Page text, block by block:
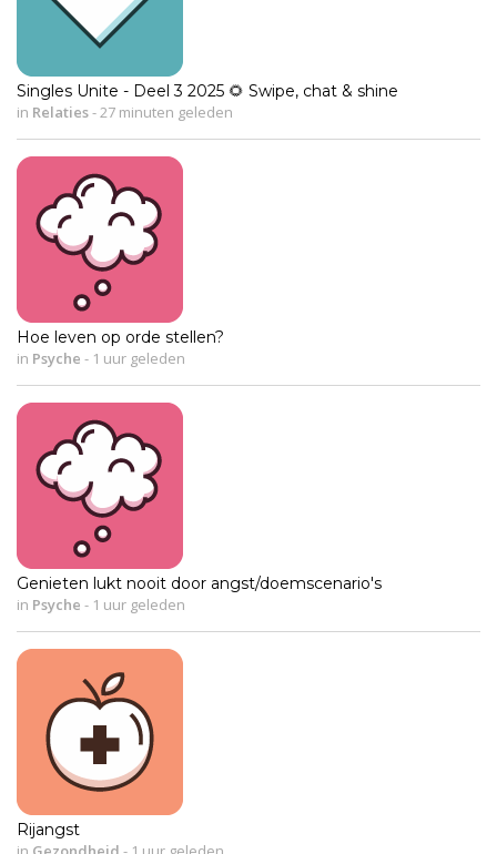
Singles Unite - Deel 3 2025 🌻 Swipe, chat & shine
in Relaties-27 minuten geleden
Hoe leven op orde stellen?
in Psyche - 1 uur geleden
Genieten lukt nooit door angst/doemscenario's
in Psyche - 1 uur geleden
Rijangst